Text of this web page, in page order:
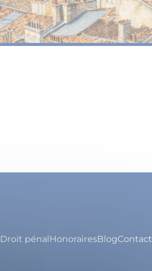
Droit pénalHonorairesBlogContact